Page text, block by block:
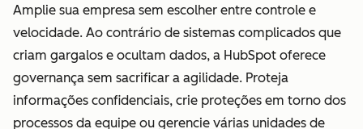
Amplie sua empresa sem escolher entre controle e
velocidade. Ao contrário de sistemas complicados que
criam gargalos e ocultam dados, a HubSpot oferece
governança sem sacrificar a agilidade. Proteja
informações confidenciais, crie proteções em torno dos
processos da equipe ou gerencie várias unidades de